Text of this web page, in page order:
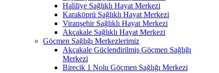
Haliliye Sağlıklı Hayat Merkezi
Karaköprü Sağlıklı Hayat Merkezi
Viranşehir Sağlıklı Hayat Merkezi
Akçakale Sağlıklı Hayat Merkezi
Göçmen Sağlığı Merkezlerimiz
Akçakale Güçlendirilmiş Göçmen Sağlığı
Merkezi
Birecik 1 Nolu Göçmen Sağlığı Merkezi